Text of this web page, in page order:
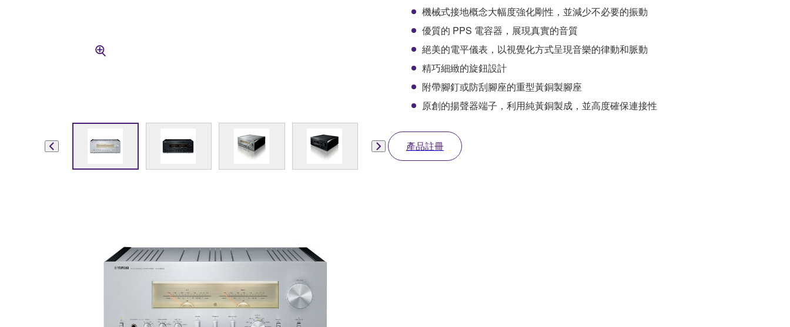
機械式接地概念大幅度強化剛性，並減少不必要的振動
優質的 PPS 電容器，展現真實的音質
絕美的電平儀表，以視覺化方式呈現音樂的律動和脈動
精巧細緻的旋鈕設計
附帶腳釘或防刮腳座的重型黃銅製腳座
原創的揚聲器端子，利用純黃銅製成，並高度確保連接性
產品註冊